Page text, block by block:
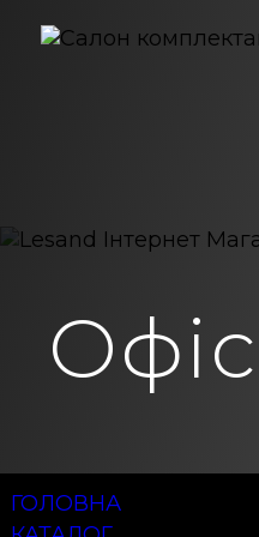
ГОЛОВНА